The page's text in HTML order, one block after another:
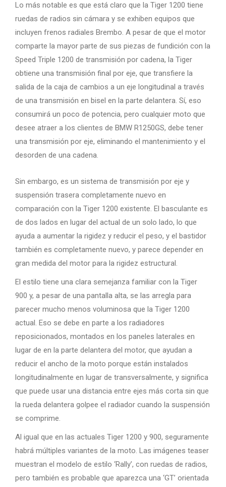
Lo más notable es que está claro que la Tiger 1200 tiene
ruedas de radios sin cámara y se exhiben equipos que
incluyen frenos radiales Brembo. A pesar de que el motor
comparte la mayor parte de sus piezas de fundición con la
Speed ​​Triple 1200 de transmisión por cadena, la Tiger
obtiene una transmisión final por eje, que transfiere la
salida de la caja de cambios a un eje longitudinal a través
de una transmisión en bisel en la parte delantera. Sí, eso
consumirá un poco de potencia, pero cualquier moto que
desee atraer a los clientes de BMW R1250GS, debe tener
una transmisión por eje, eliminando el mantenimiento y el
desorden de una cadena.
Sin embargo, es un sistema de transmisión por eje y
suspensión trasera completamente nuevo en
comparación con la Tiger 1200 existente. El basculante es
de dos lados en lugar del actual de un solo lado, lo que
ayuda a aumentar la rigidez y reducir el peso, y el bastidor
también es completamente nuevo, y parece depender en
gran medida del motor para la rigidez estructural.
El estilo tiene una clara semejanza familiar con la Tiger
900 y, a pesar de una pantalla alta, se las arregla para
parecer mucho menos voluminosa que la Tiger 1200
actual. Eso se debe en parte a los radiadores
reposicionados, montados en los paneles laterales en
lugar de en la parte delantera del motor, que ayudan a
reducir el ancho de la moto porque están instalados
longitudinalmente en lugar de transversalmente, y significa
que puede usar una distancia entre ejes más corta sin que
la rueda delantera golpee el radiador cuando la suspensión
se comprime.
Al igual que en las actuales Tiger 1200 y 900, seguramente
habrá múltiples variantes de la moto. Las imágenes teaser
muestran el modelo de estilo ‘Rally’, con ruedas de radios,
pero también es probable que aparezca una ‘GT’ orientada